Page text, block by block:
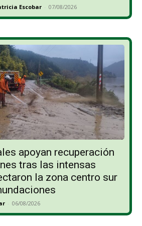
Escobar - 07/08/2026
apoyan recuperación
tras las intensas
la zona centro sur
- 06/08/2026